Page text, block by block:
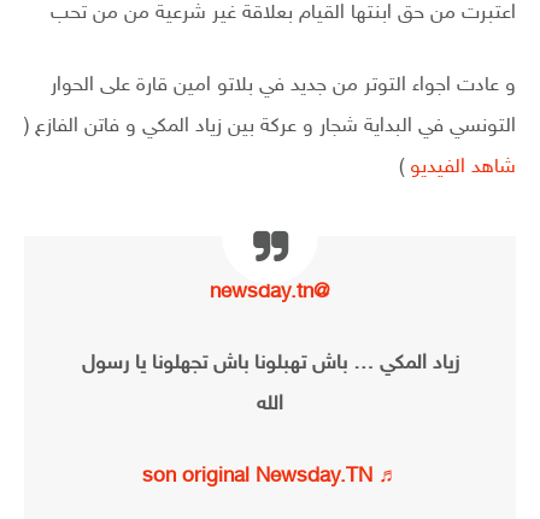
اعتبرت من حق ابنتها القيام بعلاقة غير شرعية من من تحب
و عادت اجواء التوتر من جديد في بلاتو امين قارة على الحوار
التونسي في البداية شجار و عركة بين زياد المكي و فاتن الفازع (
شاهد الفيديو )
@newsday.tn
زياد المكي … باش تهبلونا باش تجهلونا يا رسول
الله
♬ son original Newsday.TN